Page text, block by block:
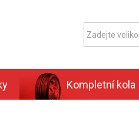
Kompletní kola